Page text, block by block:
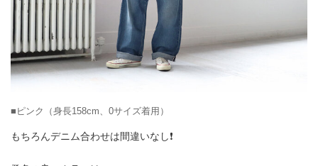
■ピンク（身長158cm、0サイズ着用）
もちろんデニム合わせは間違いなし❗